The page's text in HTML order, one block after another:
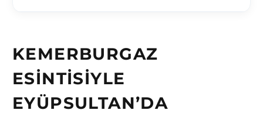
KEMERBURGAZ
ESINTISIYLE
EYÜPSULTAN’DA